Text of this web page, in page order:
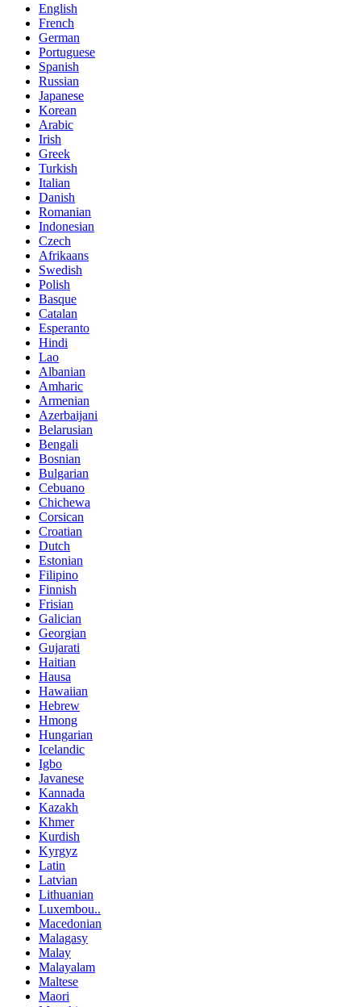
English
French
German
Portuguese
Spanish
Russian
Japanese
Korean
Arabic
Irish
Greek
Turkish
Italian
Danish
Romanian
Indonesian
Czech
Afrikaans
Swedish
Polish
Basque
Catalan
Esperanto
Hindi
Lao
Albanian
Amharic
Armenian
Azerbaijani
Belarusian
Bengali
Bosnian
Bulgarian
Cebuano
Chichewa
Corsican
Croatian
Dutch
Estonian
Filipino
Finnish
Frisian
Galician
Georgian
Gujarati
Haitian
Hausa
Hawaiian
Hebrew
Hmong
Hungarian
Icelandic
Igbo
Javanese
Kannada
Kazakh
Khmer
Kurdish
Kyrgyz
Latin
Latvian
Lithuanian
Luxembou..
Macedonian
Malagasy
Malay
Malayalam
Maltese
Maori